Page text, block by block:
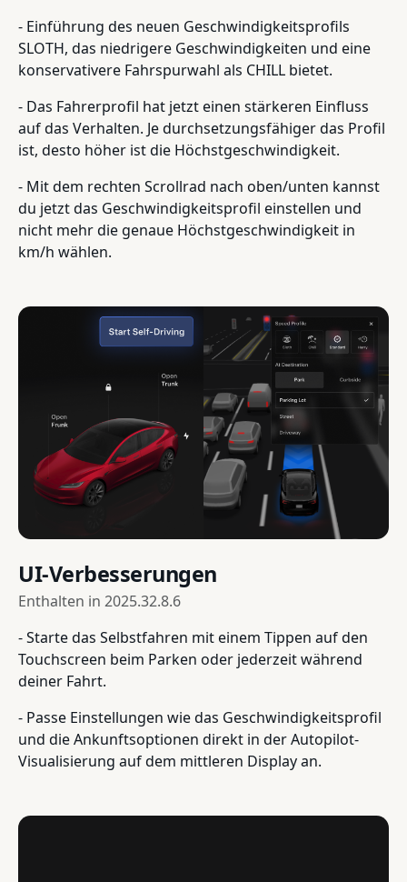
- Einführung des neuen Geschwindigkeitsprofils
SLOTH, das niedrigere Geschwindigkeiten und eine
konservativere Fahrspurwahl als CHILL bietet.
- Das Fahrerprofil hat jetzt einen stärkeren Einfluss
auf das Verhalten. Je durchsetzungsfähiger das Profil
ist, desto höher ist die Höchstgeschwindigkeit.
- Mit dem rechten Scrollrad nach oben/unten kannst
du jetzt das Geschwindigkeitsprofil einstellen und
nicht mehr die genaue Höchstgeschwindigkeit in
km/h wählen.
UI-Verbesserungen
Enthalten in 2025.32.8.6
- Starte das Selbstfahren mit einem Tippen auf den
Touchscreen beim Parken oder jederzeit während
deiner Fahrt.
- Passe Einstellungen wie das Geschwindigkeitsprofil
und die Ankunftsoptionen direkt in der Autopilot-
Visualisierung auf dem mittleren Display an.